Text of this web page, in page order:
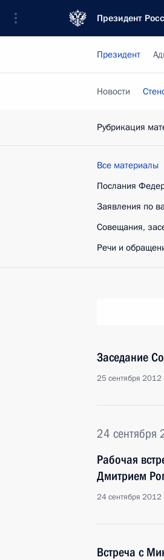
Президент
Президент
Новости
Рубрикация
Все материалы
Послания
Заявления по
Совещания,
Речи и
Заседание
25 сентября 2012
24 сентября
Рабочая
Дмитрием
24 сентября 2012
Встреча с